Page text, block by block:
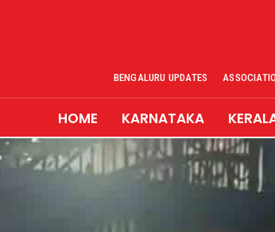
BENGALURU UPDATES
HOME KARNATAKA